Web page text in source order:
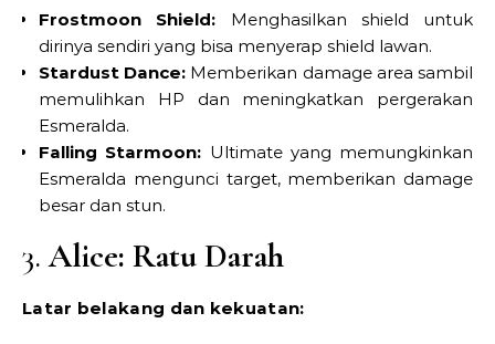
Frostmoon Shield: Menghasilkan shield untuk
dirinya sendiri yang bisa menyerap shield lawan.
Stardust Dance: Memberikan damage area sambil
memulihkan HP dan meningkatkan pergerakan
Esmeralda.
Falling Starmoon: Ultimate yang memungkinkan
Esmeralda mengunci target, memberikan damage
besar dan stun.
3.Alice: Ratu Darah
Latar belakang dan kekuatan: